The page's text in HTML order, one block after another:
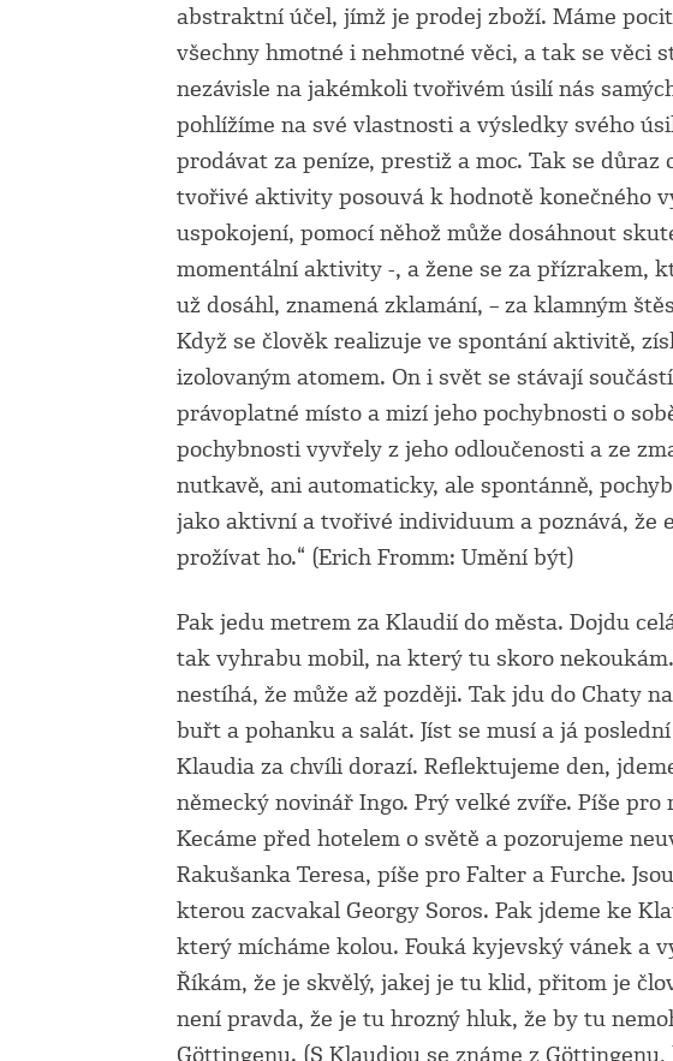
abstraktní účel, jímž je prodej zboží. Máme
všechny hmotné i nehmotné věci, a tak se věci
nezávisle na jakémkoli tvořivém úsilí nás
pohlížíme na své vlastnosti a výsledky svého
prodávat za peníze, prestiž a moc. Tak se
tvořivé aktivity posouvá k hodnotě konečného
uspokojení, pomocí něhož může dosáhnout
momentální aktivity -, a žene se za přízrakem,
už dosáhl, znamená zklamání, – za klamným
Když se člověk realizuje ve spontání aktivitě,
izolovaným atomem. On i svět se stávají
právoplatné místo a mizí jeho pochybnosti o
pochybnosti vyvřely z jeho odloučenosti a ze
nutkavě, ani automaticky, ale spontánně,
jako aktivní a tvořivé individuum a poznává, že
prožívat ho.“ (Erich Fromm: Umění být)
Pak jedu metrem za Klaudií do města. Dojdu
tak vyhrabu mobil, na který tu skoro
nestíhá, že může až později. Tak jdu do Chaty
buřt a pohanku a salát. Jíst se musí a já
Klaudia za chvíli dorazí. Reflektujeme den,
německý novinář Ingo. Prý velké zvíře. Píše pro
Kecáme před hotelem o světě a pozorujeme
Rakušanka Teresa, píše pro Falter a Furche.
kterou zacvakal Georgy Soros. Pak jdeme ke
který mícháme kolou. Fouká kyjevský vánek a
Říkám, že je skvělý, jakej je tu klid, přitom je
není pravda, že je tu hrozný hluk, že by tu
Göttingenu. (S Klaudiou se známe z